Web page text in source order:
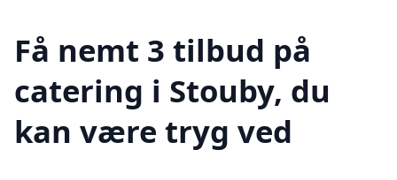
Få nemt 3 tilbud på
catering i Stouby, du
kan være tryg ved